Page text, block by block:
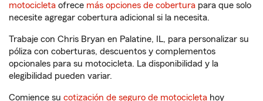
motocicleta ofrece más opciones de cobertura para que solo
necesite agregar cobertura adicional si la necesita.
Trabaje con Chris Bryan en Palatine, IL, para personalizar su
póliza con coberturas, descuentos y complementos
opcionales para su motocicleta. La disponibilidad y la
elegibilidad pueden variar.
Comience su cotización de seguro de motocicleta hoy